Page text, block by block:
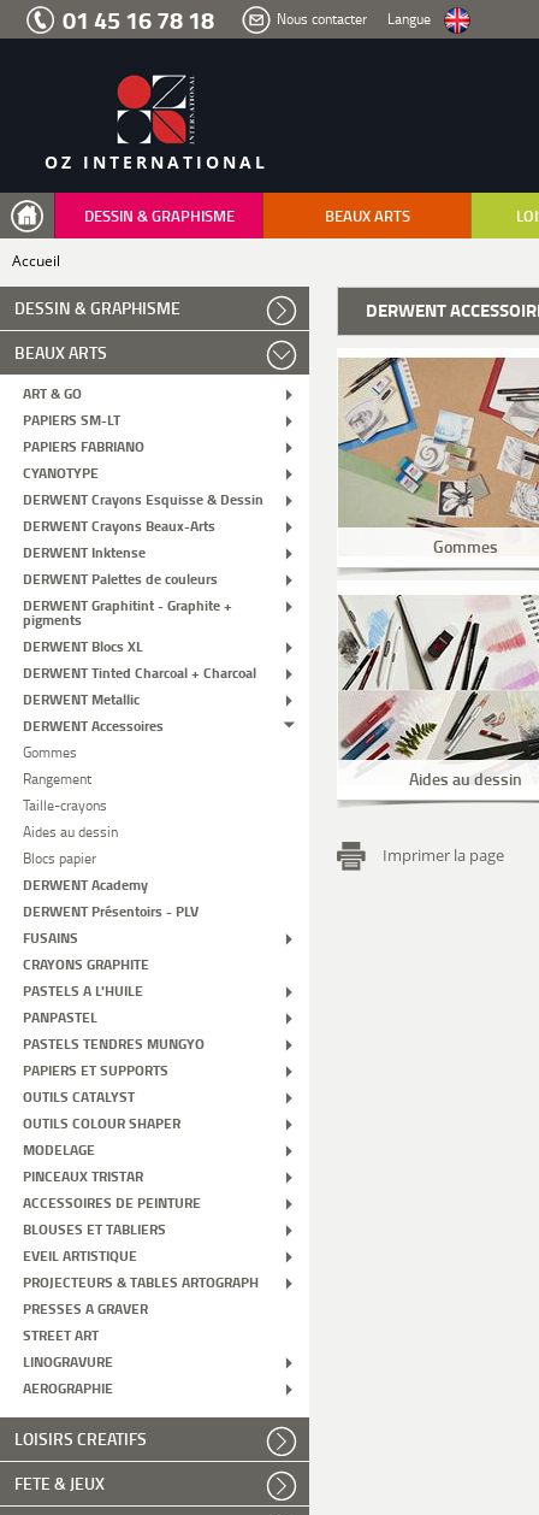
Aller
menu
recherche
01 45 16 78 18 Nous contacter Langue
OZ INTERNATIONAL
DESSIN & GRAPHISME BEAUX ARTS
Accueil
DESSIN & GRAPHISME
BEAUX ARTS
ART & GO
PAPIERS SM-LT
PAPIERS FABRIANO
CYANOTYPE
DERWENT Crayons Esquisse & Dessin
DERWENT Crayons Beaux-Arts
DERWENT Inktense
DERWENT Palettes de couleurs
DERWENT Graphitint - Graphite +
pigments
DERWENT Blocs XL
DERWENT Tinted Charcoal + Charcoal
DERWENT Metallic
DERWENT Accessoires
Gommes
Rangement
Taille-crayons
Aides au dessin
Blocs papier
DERWENT Academy
DERWENT Présentoirs - PLV
FUSAINS
CRAYONS GRAPHITE
PASTELS A L'HUILE
PANPASTEL
PASTELS TENDRES MUNGYO
PAPIERS ET SUPPORTS
OUTILS CATALYST
OUTILS COLOUR SHAPER
MODELAGE
PINCEAUX TRISTAR
ACCESSOIRES DE PEINTURE
BLOUSES ET TABLIERS
EVEIL ARTISTIQUE
PROJECTEURS & TABLES ARTOGRAPH
PRESSES A GRAVER
STREET ART
LINOGRAVURE
AEROGRAPHIE
LOISIRS CREATIFS
FETE & JEUX
DERWENT
Gommes
Aides au dessin
Imprimer la page